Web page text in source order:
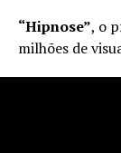
“Hipnose”, o
milhões de